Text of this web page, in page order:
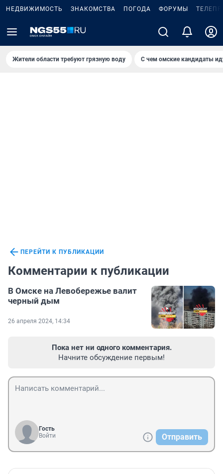
НЕДВИЖИМОСТЬ ЗНАКОМСТВА ПОГОДА ФОРУМЫ
Жители области требуют грязную воду С чем омские кандидаты
ПЕРЕЙТИ К ПУБЛИКАЦИИ
Комментарии к публикации
В Омске на Левобережье валит
черный дым
26 апреля 2024, 14:34
Пока нет ни одного комментария.
Начните обсуждение первым!
Гость
Войти
Отправить